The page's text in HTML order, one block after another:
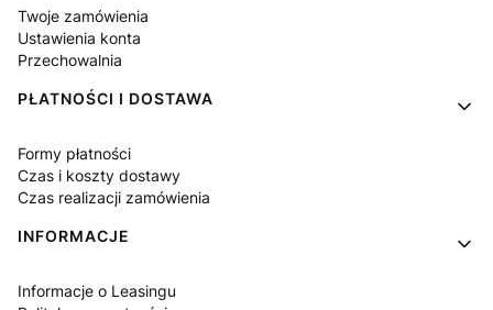
Twoje zamówienia
Ustawienia konta
Przechowalnia
PŁATNOŚCI I DOSTAWA
Formy płatności
Czas i koszty dostawy
Czas realizacji zamówienia
INFORMACJE
Informacje o Leasingu